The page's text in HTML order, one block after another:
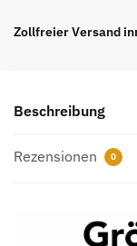
Gothic-
Zollfreier Versand
Beschreibung
Rezensionen 0